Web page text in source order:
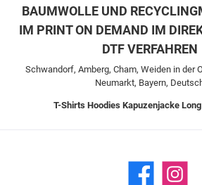
BAUMWOLLE UND
IM PRINT ON DEMAND IM
DTF VERFAHREN
Schwandorf, Amberg, Cham, Weiden in der
Neumarkt, Bayern,
T-Shirts Hoodies Kapuzenjacke